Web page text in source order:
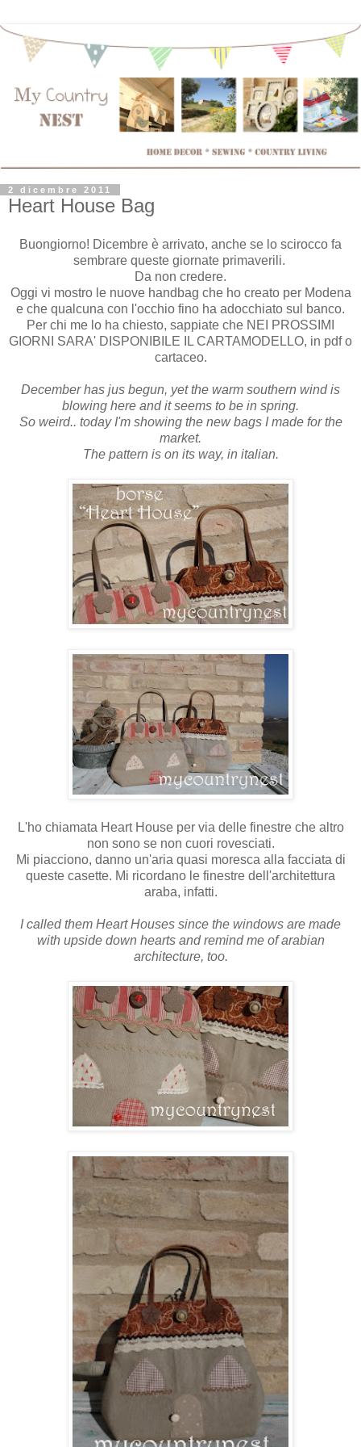
2 dicembre 2011
Heart House Bag
Buongiorno! Dicembre è arrivato, anche se lo scirocco fa
sembrare queste giornate primaverili.
Da non credere.
Oggi vi mostro le nuove handbag che ho creato per Modena
e che qualcuna con l'occhio fino ha adocchiato sul banco.
Per chi me lo ha chiesto, sappiate che NEI PROSSIMI
GIORNI SARA' DISPONIBILE IL CARTAMODELLO, in pdf o
cartaceo.
December has jus begun, yet the warm southern wind is
blowing here and it seems to be in spring.
So weird.. today I'm showing the new bags I made for the
market.
The pattern is on its way, in italian.
L'ho chiamata Heart House per via delle finestre che altro
non sono se non cuori rovesciati.
Mi piacciono, danno un'aria quasi moresca alla facciata di
queste casette. Mi ricordano le finestre dell'architettura
araba, infatti.
I called them Heart Houses since the windows are made
with upside down hearts and remind me of arabian
architecture, too.